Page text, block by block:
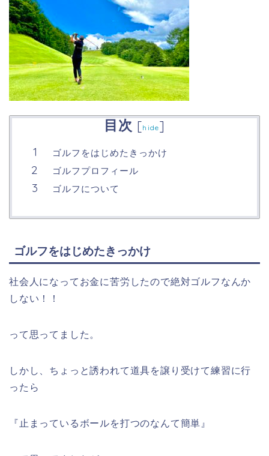
目次 [hide]
ゴルフをはじめたきっかけ
ゴルフプロフィール
ゴルフについて
ゴルフをはじめたきっかけ
社会人になってお金に苦労したので絶対ゴルフなんか
しない！！
って思ってました。
しかし、ちょっと誘われて道具を譲り受けて練習に行
ったら
『止まっているボールを打つのなんて簡単』